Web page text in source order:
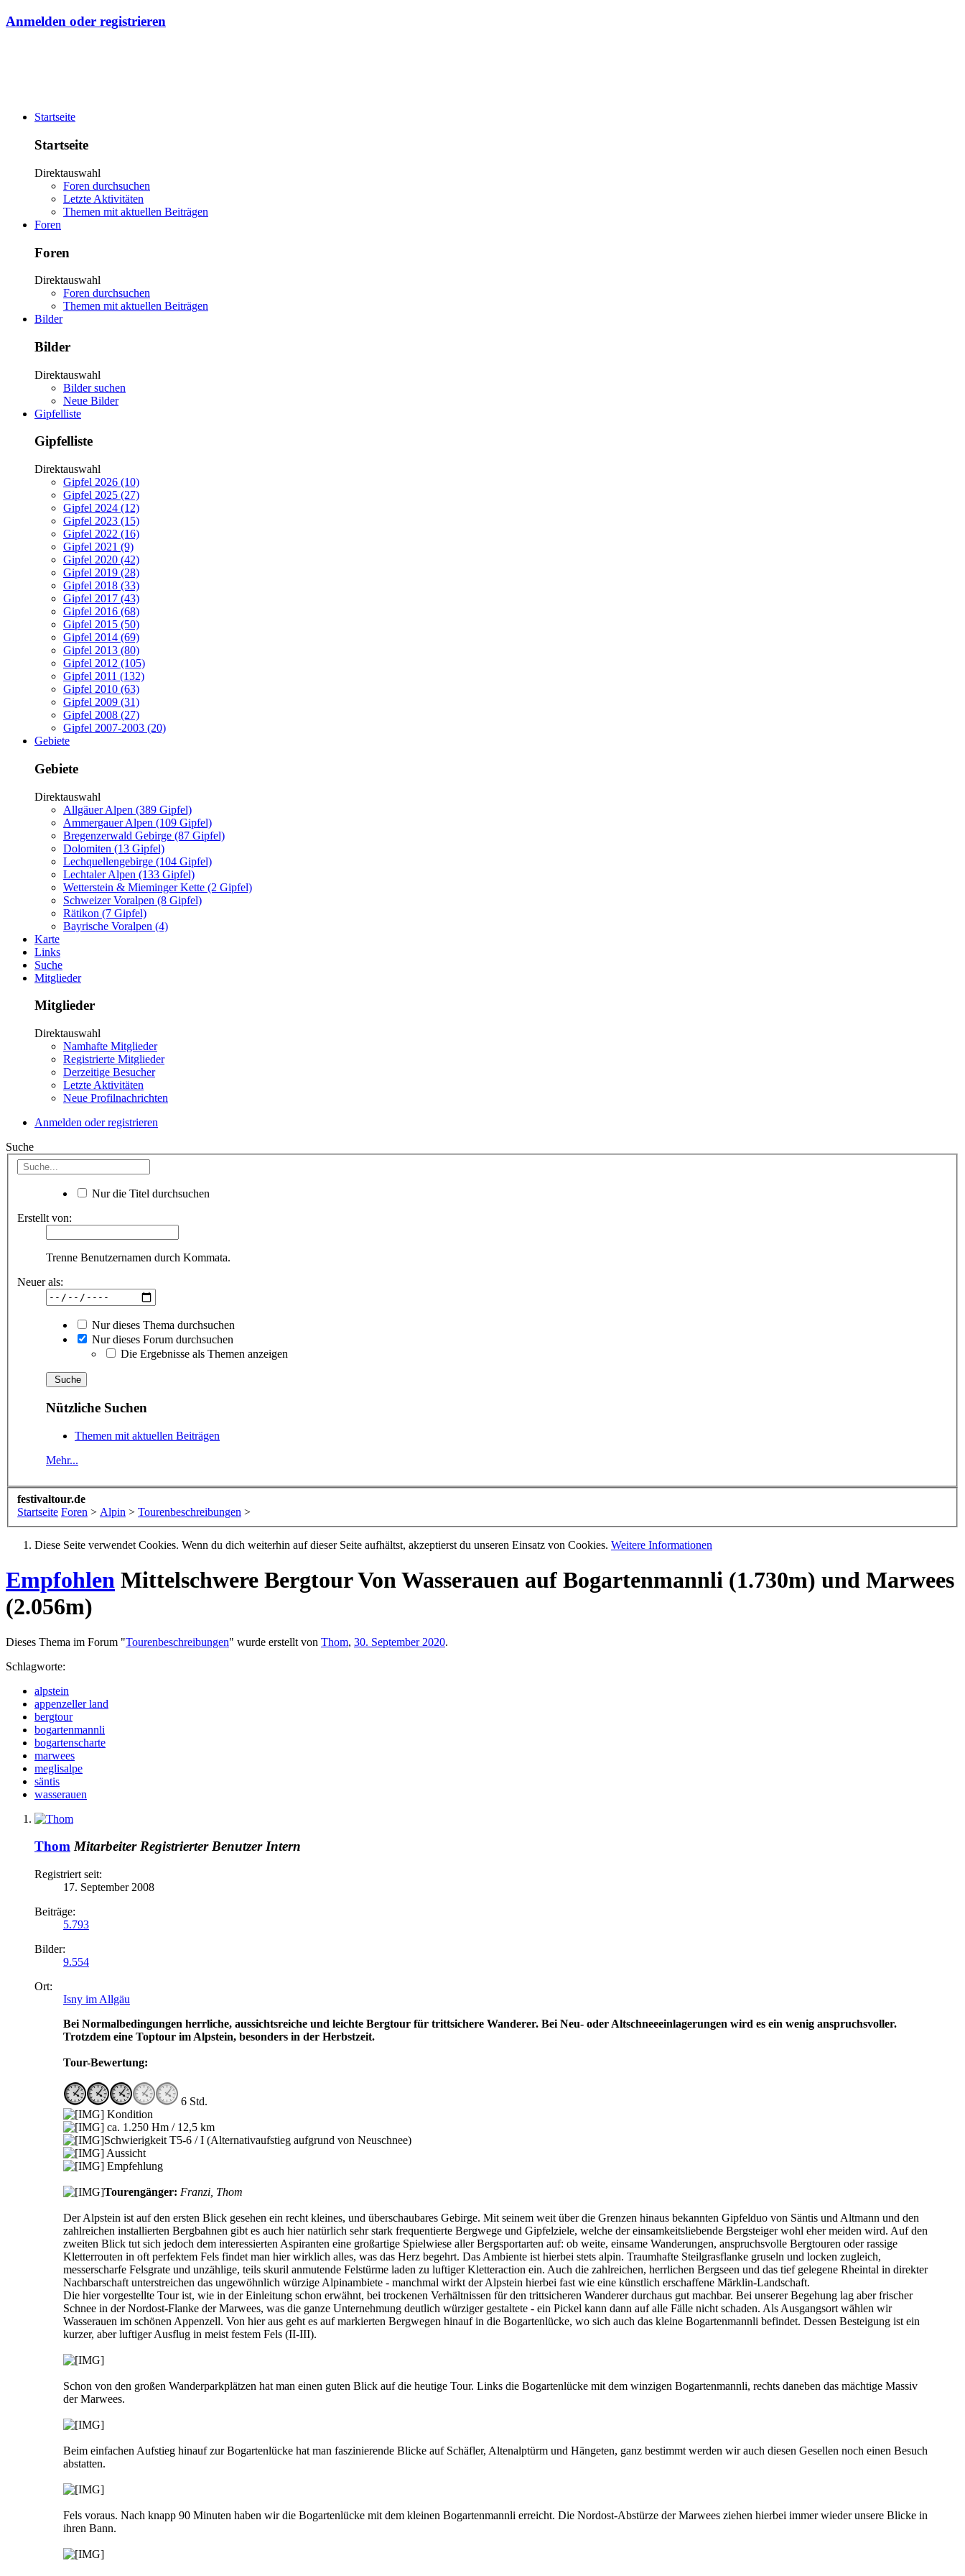
Anmelden oder registrieren
Startseite
Startseite
Direktauswahl
Foren durchsuchen
Letzte Aktivitäten
Themen mit aktuellen Beiträgen
Foren
Foren
Direktauswahl
Foren durchsuchen
Themen mit aktuellen Beiträgen
Bilder
Bilder
Direktauswahl
Bilder suchen
Neue Bilder
Gipfelliste
Gipfelliste
Direktauswahl
Gipfel 2026 (10)
Gipfel 2025 (27)
Gipfel 2024 (12)
Gipfel 2023 (15)
Gipfel 2022 (16)
Gipfel 2021 (9)
Gipfel 2020 (42)
Gipfel 2019 (28)
Gipfel 2018 (33)
Gipfel 2017 (43)
Gipfel 2016 (68)
Gipfel 2015 (50)
Gipfel 2014 (69)
Gipfel 2013 (80)
Gipfel 2012 (105)
Gipfel 2011 (132)
Gipfel 2010 (63)
Gipfel 2009 (31)
Gipfel 2008 (27)
Gipfel 2007-2003 (20)
Gebiete
Gebiete
Direktauswahl
Allgäuer Alpen (389 Gipfel)
Ammergauer Alpen (109 Gipfel)
Bregenzerwald Gebirge (87 Gipfel)
Dolomiten (13 Gipfel)
Lechquellengebirge (104 Gipfel)
Lechtaler Alpen (133 Gipfel)
Wetterstein & Mieminger Kette (2 Gipfel)
Schweizer Voralpen (8 Gipfel)
Rätikon (7 Gipfel)
Bayrische Voralpen (4)
Karte
Links
Suche
Mitglieder
Mitglieder
Direktauswahl
Namhafte Mitglieder
Registrierte Mitglieder
Derzeitige Besucher
Letzte Aktivitäten
Neue Profilnachrichten
Anmelden oder registrieren
Suche
Nur die Titel durchsuchen
Erstellt von:
Trenne Benutzernamen durch Kommata.
Neuer als:
Nur dieses Thema durchsuchen
Nur dieses Forum durchsuchen
Die Ergebnisse als Themen anzeigen
Nützliche Suchen
Themen mit aktuellen Beiträgen
Mehr...
festivaltour.de
Startseite Foren > Alpin > Tourenbeschreibungen >
Diese Seite verwendet Cookies. Wenn du dich weiterhin auf dieser Seite aufhältst, akzeptierst du unseren Einsatz von Cookies. Weitere Informationen
Empfohlen Mittelschwere BergtourVon Wasserauen auf Bogartenmannli (1.730m) und Marwees
(2.056m)
Dieses Thema im Forum "Tourenbeschreibungen" wurde erstellt von Thom, 30. September 2020.
Schlagworte:
alpstein
appenzeller land
bergtour
bogartenmannli
bogartenscharte
marwees
meglisalpe
säntis
wasserauen
Thom Mitarbeiter Registrierter Benutzer Intern
Registriert seit:
17. September 2008
Beiträge:
5.793
Bilder:
9.554
Ort:
Isny im Allgäu
Bei Normalbedingungen herrliche, aussichtsreiche und leichte Bergtour für trittsichere Wanderer. Bei Neu- oder Altschneeeinlagerungen wird es ein wenig anspruchsvoller.
Trotzdem eine Toptour im Alpstein, besonders in der Herbstzeit.
Tour-Bewertung:
6 Std.
Kondition
ca. 1.250 Hm / 12,5 km
Schwierigkeit T5-6 / I (Alternativaufstieg aufgrund von Neuschnee)
Aussicht
Empfehlung
Tourengänger: Franzi, Thom
Der Alpstein ist auf den ersten Blick gesehen ein recht kleines, und überschaubares Gebirge. Mit seinem weit über die Grenzen hinaus bekannten Gipfelduo von Säntis und Altmann und den
zahlreichen installierten Bergbahnen gibt es auch hier natürlich sehr stark frequentierte Bergwege und Gipfelziele, welche der einsamkeitsliebende Bergsteiger wohl eher meiden wird. Auf den
zweiten Blick tut sich jedoch dem interessierten Aspiranten eine großartige Spielwiese aller Bergsportarten auf: ob weite, einsame Wanderungen, anspruchsvolle Bergtouren oder rassige
Kletterrouten in oft perfektem Fels findet man hier wirklich alles, was das Herz begehrt. Das Ambiente ist hierbei stets alpin. Traumhafte Steilgrasflanke gruseln und locken zugleich,
messerscharfe Felsgrate und unzählige, teils skuril anmutende Felstürme laden zu luftiger Kletteraction ein. Auch die zahlreichen, herrlichen Bergseen und das tief gelegene Rheintal in direkter
Nachbarschaft unterstreichen das ungewöhnlich würzige Alpinambiete - manchmal wirkt der Alpstein hierbei fast wie eine künstlich erschaffene Märklin-Landschaft.
Die hier vorgestellte Tour ist, wie in der Einleitung schon erwähnt, bei trockenen Verhältnissen für den trittsicheren Wanderer durchaus gut machbar. Bei unserer Begehung lag aber frischer
Schnee in der Nordost-Flanke der Marwees, was die ganze Unternehmung deutlich würziger gestaltete - ein Pickel kann dann auf alle Fälle nicht schaden. Als Ausgangsort wählen wir
Wasserauen im schönen Appenzell. Von hier aus geht es auf markierten Bergwegen hinauf in die Bogartenlücke, wo sich auch das kleine Bogartenmannli befindet. Dessen Besteigung ist ein
kurzer, aber luftiger Ausflug in meist festem Fels (II-III).
Schon von den großen Wanderparkplätzen hat man einen guten Blick auf die heutige Tour. Links die Bogartenlücke mit dem winzigen Bogartenmannli, rechts daneben das mächtige Massiv
der Marwees.
Beim einfachen Aufstieg hinauf zur Bogartenlücke hat man faszinierende Blicke auf Schäfler, Altenalptürm und Hängeten, ganz bestimmt werden wir auch diesen Gesellen noch einen Besuch
abstatten.
Fels voraus. Nach knapp 90 Minuten haben wir die Bogartenlücke mit dem kleinen Bogartenmannli erreicht. Die Nordost-Abstürze der Marwees ziehen hierbei immer wieder unsere Blicke in
ihren Bann.